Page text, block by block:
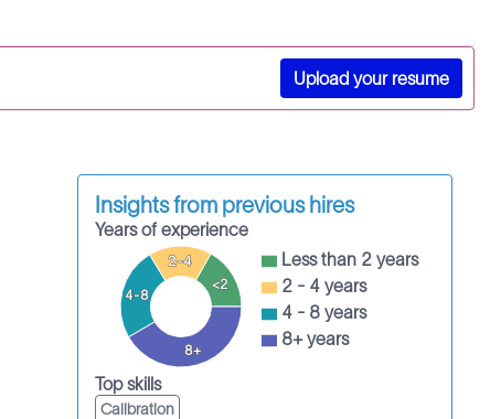
Upload your resume
Insights from previous hires
Years of experience
<2
2-4
4-8
8+
Less than 2 years
2 - 4 years
4 - 8 years
8+ years
Top skills
Calibration